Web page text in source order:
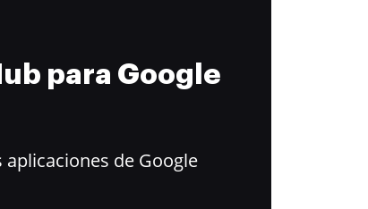
para Google
de Google